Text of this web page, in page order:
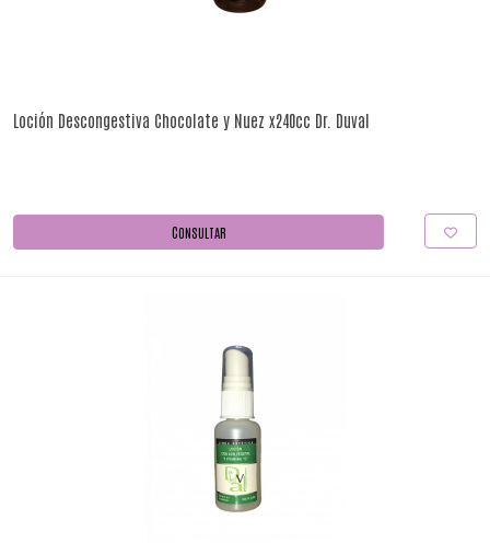
Loción Descongestiva Chocolate y Nuez x240cc Dr. Duval
CONSULTAR